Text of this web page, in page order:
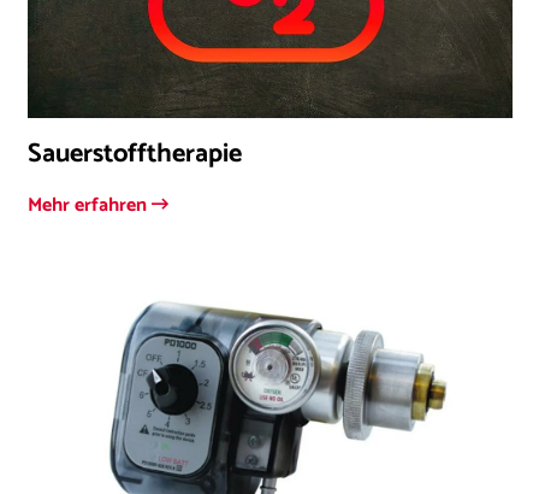
Sauerstofftherapie
Mehr erfahren